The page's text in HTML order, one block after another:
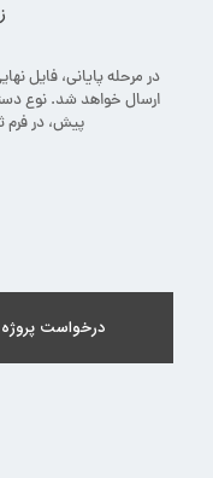
در مرحله پایانی، فایل
ارسال خواهد شد. نوع
پیش، در
درخواست